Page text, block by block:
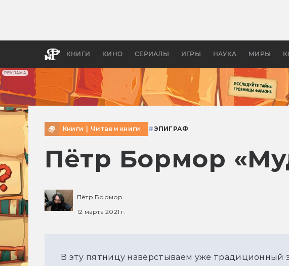
РЕКЛАМА
КНИГИ КИНО СЕРИАЛЫ ИГРЫ НАУКА МИРЫ
апокалипсис, в
Книги Читаем книги #ЭПИГРАФ
Пётр Бормор
Пётр Бормор
12 марта 2021 г.
В эту пятницу навёрстываем уже традиционный